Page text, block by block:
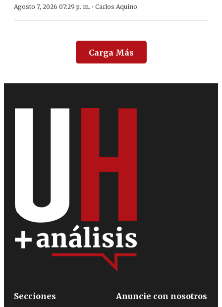
Agosto 7, 2026 07:29 p. m. · Carlos Aquino
Carga Más
Secciones
Anuncie con nosotros